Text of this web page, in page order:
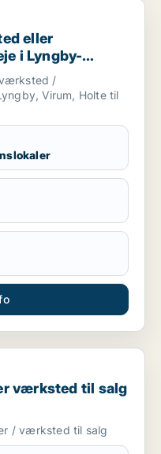
produktionslokaler til leje i
eller
i Lyngby-
/
Virum, Holte til
til salg i Storkøbenhavn
værksted til salg
/ værksted til salg